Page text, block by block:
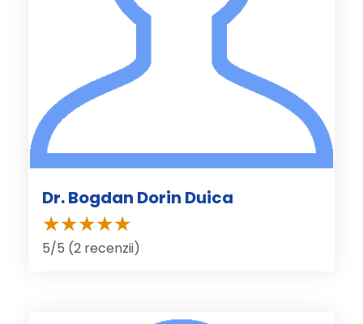
Dr. Bogdan Dorin Duica
5/5 (2 recenzii)